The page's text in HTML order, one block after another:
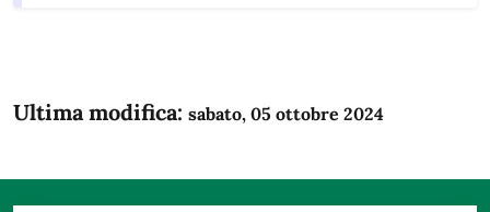
Ultima modifica: sabato, 05 ottobre 2024